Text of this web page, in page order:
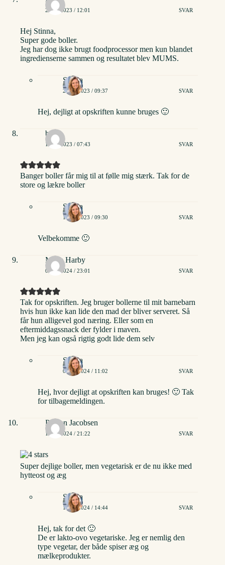
20/02/2023 / 12:01 SVAR
Hej Stinna,
Super gode boller.
Jeg har dog ikke brugt foodprocessor men kun blandet
ingredienserne sammen og resultatet blev MUMS.
Stinna
24/02/2023 / 09:37 SVAR
Hej, dejligt at opskriften kunne bruges 🙂
bob
12/09/2023 / 07:43 SVAR
Banger boller får mig til at følle mig stærk. Tak for de
store og lækre boller
Stinna
15/09/2023 / 09:30 SVAR
Velbekomme 🙂
Mette Harby
04/01/2024 / 23:01 SVAR
Tak for opskriften. Jeg bruger bollerne til mit barnebarn
hvis hun ikke kan lide den mad der bliver serveret. Så
får hun alligevel god næring. Eller som en
eftermiddagssnack der fylder i maven.
Men jeg kan også rigtig godt lide dem selv
Stinna
05/01/2024 / 11:02 SVAR
Hej, hvor dejligt at opskriften kan bruges! 🙂 Tak
for tilbagemeldingen.
Preben Jacobsen
15/01/2024 / 21:22 SVAR
Super dejlige boller, men vegetarisk er de nu ikke med
hytteost og æg
Stinna
16/01/2024 / 14:44 SVAR
Hej, tak for det 🙂
De er lakto-ovo vegetariske. Jeg er nemlig den
type vegetar, der både spiser æg og
mælkeprodukter.